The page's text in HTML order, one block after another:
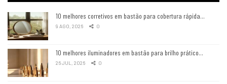
10 melhores corretivos em bastão para cobertura rápida…
9 AGO, 2026 0
10 melhores iluminadores em bastão para brilho prático…
26 JUL, 2026 0